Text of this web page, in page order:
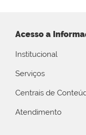
Acesso a
Institucional
Serviços
Centrais de
Atendimento